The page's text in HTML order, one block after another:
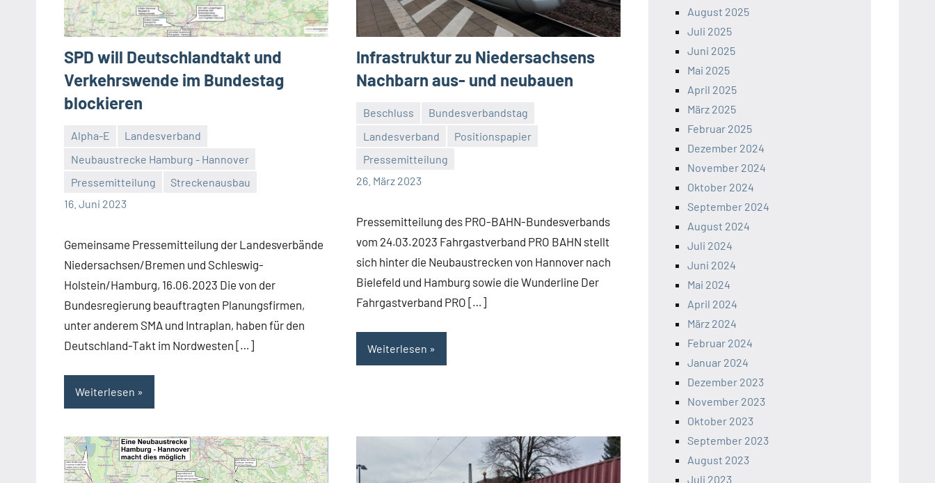
SPD will Deutschlandtakt und
Verkehrswende im Bundestag
blockieren
Alpha-E
Landesverband
Neubaustrecke Hamburg - Hannover
Pressemitteilung
Streckenausbau
16. Juni 2023
Malte
Diehl
Keine
Kommentare
Gemeinsame Pressemitteilung der Landesverbände
Niedersachsen/Bremen und Schleswig-
Holstein/Hamburg, 16.06.2023 Die von der
Bundesregierung beauftragten Planungsfirmen,
unter anderem SMA und Intraplan, haben für den
Deutschland-Takt im Nordwesten […]
Weiterlesen
Infrastruktur zu Niedersachsens
Nachbarn aus- und neubauen
Beschluss
Bundesverbandstag
Landesverband
Positionspapier
Pressemitteilung
26. März 2023
Malte
Diehl
Keine
Kommentare
Pressemitteilung des PRO-BAHN-Bundesverbands
vom 24.03.2023 Fahrgastverband PRO BAHN stellt
sich hinter die Neubaustrecken von Hannover nach
Bielefeld und Hamburg sowie die Wunderline Der
Fahrgastverband PRO […]
Weiterlesen
August 2025
Juli 2025
Juni 2025
Mai 2025
April 2025
März 2025
Februar 2025
Dezember 2024
November 2024
Oktober 2024
September 2024
August 2024
Juli 2024
Juni 2024
Mai 2024
April 2024
März 2024
Februar 2024
Januar 2024
Dezember 2023
November 2023
Oktober 2023
September 2023
August 2023
Juli 2023